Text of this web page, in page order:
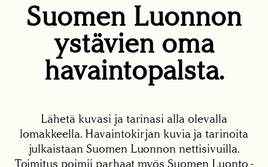
Suomen Luonnon
ystävien oma
havaintopalsta.
Lähetä kuvasi ja tarinasi alla olevalla
lomakkeella. Havaintokirjan kuvia ja tarinoita
julkaistaan Suomen Luonnon nettisivuilla.
Toimitus poimii parhaat myös Suomen Luonto -